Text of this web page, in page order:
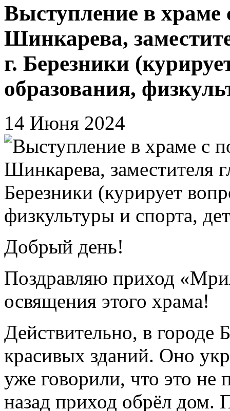
Выступление в
Шинкарева,
г. Березники
образования,
14 Июня 2024
Добрый день!
Поздравляю приход
освящения этого храма!
Действительно, в городе
красивых зданий. Оно
уже говорили, что это не
назад приход обрёл дом.